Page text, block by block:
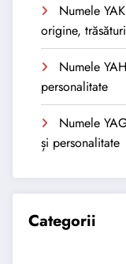
Numele
origine,
Numele
personalitate
Numele
și personalitate
Categorii